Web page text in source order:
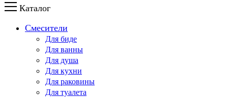
Каталог
Смесители
Для биде
Для ванны
Для душа
Для кухни
Для раковины
Для туалета